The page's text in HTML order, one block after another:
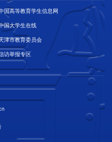
国高等教育学生信息网
国大学生在线
津市教育委员会
访举报专区